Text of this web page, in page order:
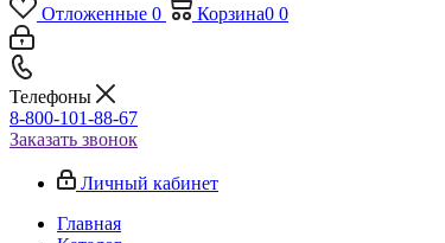
Отложенные 0 Корзина0 0
Телефоны
8-800-101-88-67
Заказать звонок
Личный кабинет
Главная